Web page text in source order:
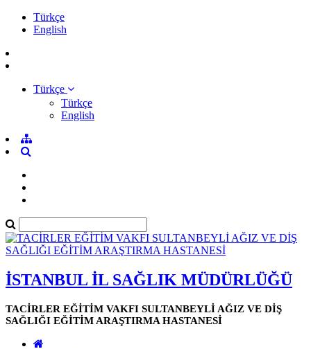
Türkçe
English
Türkçe
Türkçe
English
İSTANBUL İL SAĞLIK MÜDÜRLÜĞÜ
TACİRLER EĞİTİM VAKFI SULTANBEYLİ AĞIZ VE DİŞ
SAĞLIĞI EĞİTİM ARAŞTIRMA HASTANESİ